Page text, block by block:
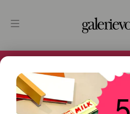
Versandfertig! 5% Bei